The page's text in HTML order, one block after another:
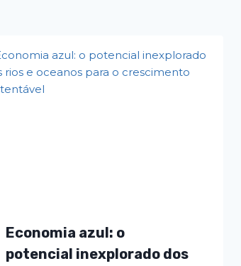
Economia azul: o
potencial inexplorado dos